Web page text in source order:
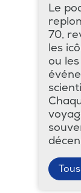
Le
70,
les
ou